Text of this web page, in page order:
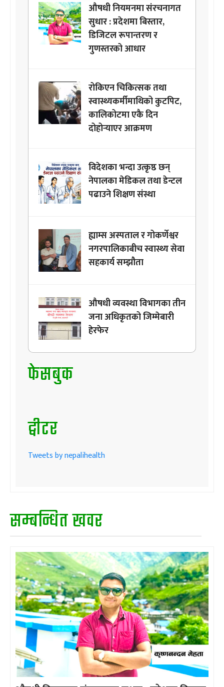
औषधी नियमनमा संरचनागत
सुधार : प्रदेशमा बिस्तार,
डिजिटल रूपान्तरण र
गुणस्तरको आधार
रोकिएन चिकित्सक तथा
स्वास्थ्यकर्मीमाथिको कुटपिट,
कालिकोटमा एकै दिन
दोहोर्‍याएर आक्रमण
विदेशका भन्दा उत्कृष्ठ छन्
नेपालका मेडिकल तथा डेन्टल
पढाउने शिक्षण संस्था
ह्याम्स अस्पताल र गोकर्णेश्वर
नगरपालिकाबीच स्वास्थ्य सेवा
सहकार्य सम्झौता
औषधी व्यवस्था विभागका तीन
जना अधिकृतको जिम्मेबारी
हेरफेर
फेसबुक
ट्वीटर
Tweets by nepalihealth
सम्बन्धित खवर